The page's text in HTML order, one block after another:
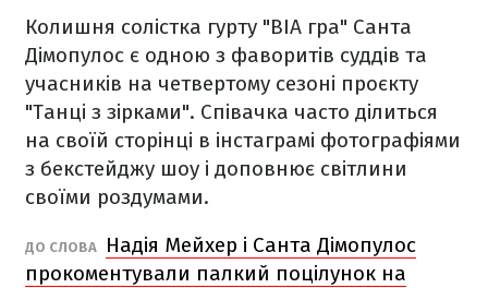
Колишня солістка гурту "ВІА гра" Санта
Дімопулос є одною з фаворитів суддів та
учасників на четвертому сезоні проєкту
"Танці з зірками". Співачка часто ділиться
на своїй сторінці в інстаграмі фотографіями
з бекстейджу шоу і доповнює світлини
своїми роздумами.
ДО СЛОВА
Надія Мейхер і Санта Дімопулос
прокоментували палкий поцілунок на